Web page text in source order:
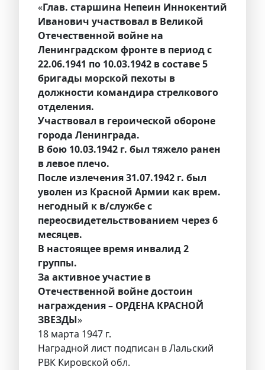
«Глав. старшина Непеин Иннокентий
Иванович участвовал в Великой
Отечественной войне на
Ленинградском фронте в период с
22.06.1941 по 10.03.1942 в составе 5
бригады морской пехоты в
должности командира стрелкового
отделения.
Участвовал в героической обороне
города Ленинграда.
В бою 10.03.1942 г. был тяжело ранен
в левое плечо.
После излечения 31.07.1942 г. был
уволен из Красной Армии как врем.
негодный к в/службе с
переосвидетельствованием через 6
месяцев.
В настоящее время инвалид 2
группы.
За активное участие в
Отечественной войне достоин
награждения – ОРДЕНА КРАСНОЙ
ЗВЕЗДЫ»
18 марта 1947 г.
Наградной лист подписан в Лальский
РВК Кировской обл.